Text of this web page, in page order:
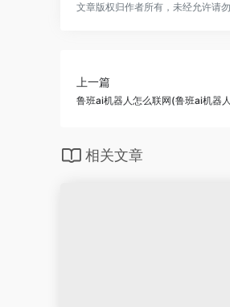
文章版权归作者所有，未经允许请勿
上一篇
鲁班ai机器人怎么联网(鲁班ai机器
相关文章